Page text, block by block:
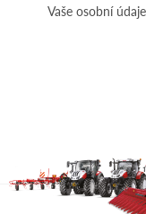
Vaše osobní